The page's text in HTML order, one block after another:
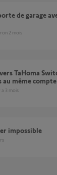
2 mois
au même compte
y a 3 mois
impossible